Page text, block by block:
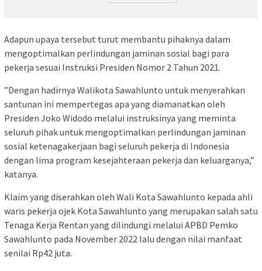
Adapun upaya tersebut turut membantu pihaknya dalam
mengoptimalkan perlindungan jaminan sosial bagi para
pekerja sesuai Instruksi Presiden Nomor 2 Tahun 2021.
”Dengan hadirnya Walikota Sawahlunto untuk menyerahkan
santunan ini mempertegas apa yang diamanatkan oleh
Presiden Joko Widodo melalui instruksinya yang meminta
seluruh pihak untuk mengoptimalkan perlindungan jaminan
sosial ketenagakerjaan bagi seluruh pekerja di Indonesia
dengan lima program kesejahteraan pekerja dan keluarganya,”
katanya.
Klaim yang diserahkan oleh Wali Kota Sawahlunto kepada ahli
waris pekerja ojek Kota Sawahlunto yang merupakan salah satu
Tenaga Kerja Rentan yang dilindungi melalui APBD Pemko
Sawahlunto pada November 2022 lalu dengan nilai manfaat
senilai Rp42 juta.